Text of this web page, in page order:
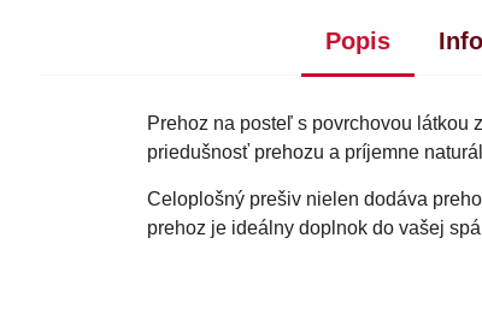
Popis
Prehoz na posteľ s povrchovou látkou
priedušnosť prehozu a príjemne
Celoplošný prešiv nielen dodáva
prehoz je ideálny doplnok do vašej